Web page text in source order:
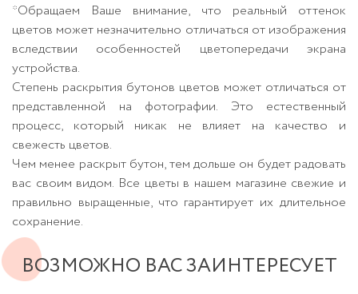
*Обращаем Ваше внимание, что реальный оттенок
цветов может незначительно отличаться от изображения
вследствии особенностей цветопередачи экрана
устройства.
Степень раскрытия бутонов цветов может отличаться от
представленной на фотографии. Это естественный
процесс, который никак не влияет на качество и
свежесть цветов.
Чем менее раскрыт бутон, тем дольше он будет радовать
вас своим видом. Все цветы в нашем магазине свежие и
правильно выращенные, что гарантирует их длительное
сохранение.
ВОЗМОЖНО ВАС ЗАИНТЕРЕСУЕТ